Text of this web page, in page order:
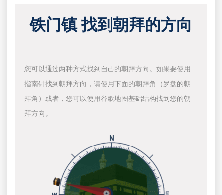
铁门镇 找到朝拜的方向
您可以通过两种方式找到自己的朝拜方向。如果要使用
指南针找到朝拜方向，请使用下面的朝拜角（罗盘的朝
拜角）或者，您可以使用谷歌地图基础结构找到您的朝
拜方向。